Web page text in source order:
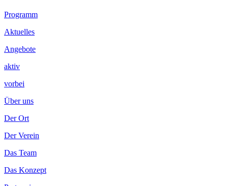
Programm
Aktuelles
Angebote
aktiv
vorbei
Über uns
Der Ort
Der Verein
Das Team
Das Konzept